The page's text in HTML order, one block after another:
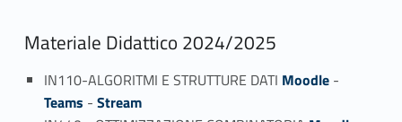
Materiale Didattico 2024/2025
IN110-ALGORITMI E STRUTTURE DATI Moodle-
Teams - Stream